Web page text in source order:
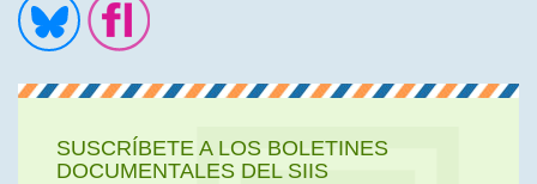
SUSCRÍBETE A LOS BOLETINES
DOCUMENTALES DEL SIIS